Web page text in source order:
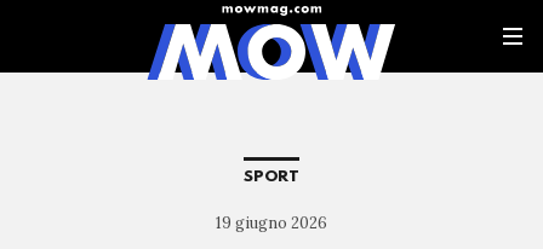
SPORT
19 giugno 2026